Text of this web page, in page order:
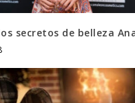
secretos de belleza